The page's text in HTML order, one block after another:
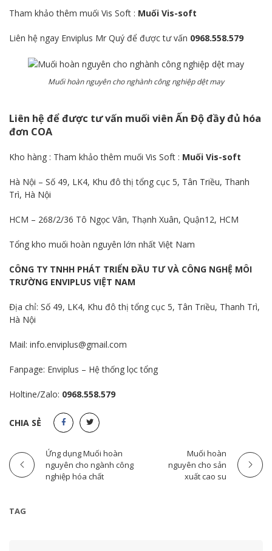
Tham khảo thêm muối Vis Soft : Muối Vis-soft
Liên hệ ngay Enviplus Mr Quý để được tư vấn 0968.558.579
Muối hoàn nguyên cho nghành công nghiệp dệt may
Liên hệ để được tư vấn muối viên Ấn Độ đầy đủ hóa
đơn COA
Kho hàng : Tham khảo thêm muối Vis Soft : Muối Vis-soft
Hà Nội – Số 49, LK4, Khu đô thị tổng cục 5, Tân Triều, Thanh
Trì, Hà Nội
HCM – 268/2/36 Tô Ngọc Vân, Thạnh Xuân, Quận12, HCM
Tổng kho muối hoàn nguyên lớn nhất Việt Nam
CÔNG TY TNHH PHÁT TRIỂN ĐẦU TƯ VÀ CÔNG NGHỆ MÔI
TRƯỜNG ENVIPLUS VIỆT NAM
Địa chỉ: Số 49, LK4, Khu đô thị tổng cục 5, Tân Triều, Thanh Trì,
Hà Nội
Mail: info.enviplus@gmail.com
Fanpage: Enviplus – Hệ thống lọc tổng
Holtine/Zalo: 0968.558.579
CHIA SẺ
Ứng dụng Muối hoàn
nguyên cho ngành công
nghiệp hóa chất
Muối hoàn
nguyên cho sản
xuất cao su
TAG